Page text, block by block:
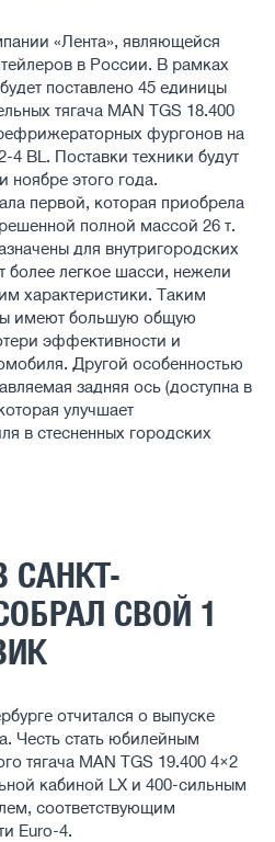
«Лента», являющейся
в России. В рамках
поставлено 45 единицы
тягача MAN TGS 18.400
фургонов на
4 BL. Поставки техники будут
ноябре этого года.
первой, которая приобрела
полной массой 26 т.
для внутригородских
более легкое шасси, нежели
характеристики. Таким
имеют большую общую
эффективности и
Другой особенностью
задняя ось (доступна в
улучшает
в стесненных городских
САНКТ-
СВОЙ 1
отчитался о выпуске
Честь стать юбилейным
тягача MAN TGS 19.400 4×2
кабиной LX и 400-сильным
соответствующим
Euro-4.